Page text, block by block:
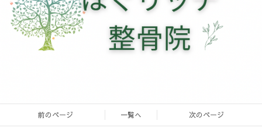
前のページ 一覧へ 次のページ